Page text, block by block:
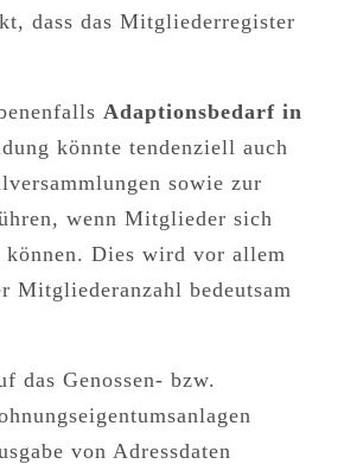
dass das Mitgliederregister
Adaptionsbedarf in
könnte tendenziell auch
sowie zur
wenn Mitglieder sich
Dies wird vor allem
Mitgliederanzahl bedeutsam
das Genossen- bzw.
von Adressdaten